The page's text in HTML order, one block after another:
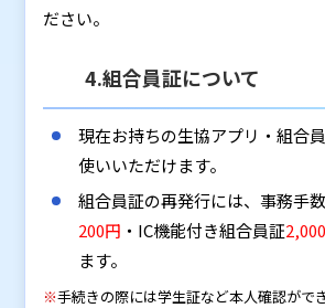
ださい。
4.組合員証について
現在お持ちの生協アプリ・組合
使いいただけます。
組合員証の再発行には、事務手
200円 ・IC機能付き組合員証
ます。
※手続きの際には学生証など本人確認がで